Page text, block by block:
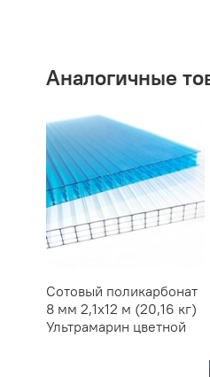
Аналогичные
Сотовый поликарбонат
8 мм 2,1х12 м (20,16 кг)
Ультрамарин цветной